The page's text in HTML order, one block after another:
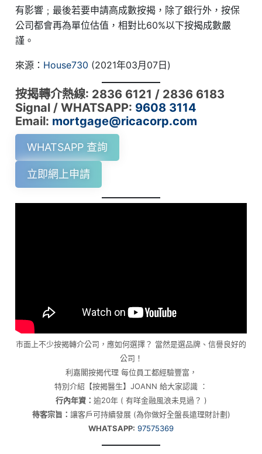
有影響﹔最後若要申請高成數按揭，除了銀行外，按保
公司都會再為單位估值，相對比60%以下按揭成數嚴
謹。
來源： House730 (2021年03月07日)
按揭轉介熱線: 2836 6121 / 2836 6183
Signal / WHATSAPP: 9608 3114
Email: mortgage@ricacorp.com
WHATSAPP 查詢
立即網上申請
市面上不少按揭轉介公司，應如何選擇？ 當然是選品牌、信譽良好的
公司！
利嘉閣按揭代理 每位員工都經驗豐富，
特別介紹【按揭醫生】JOANN 給大家認識 ：
行內年資： 逾20年 ( 有咩金融風浪未見過？ )
待客宗旨： 讓客戶可持續發展 (為你做好全盤長遠理財計劃)
WHATSAPP: 97575369